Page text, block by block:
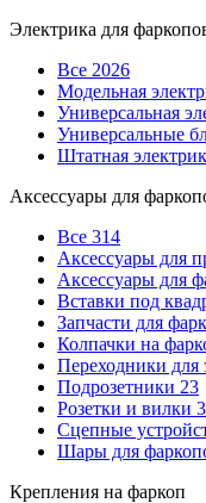
Электрика для
Все 2026
Модельная
Универсальная
Универсальные
Штатная
Аксессуары для
Все 314
Аксессуары для
Аксессуары для
Вставки под
Запчасти для
Колпачки на
Переходники для
Подрозетники 23
Розетки и вилки
Сцепные
Шары для
Крепления на фаркоп